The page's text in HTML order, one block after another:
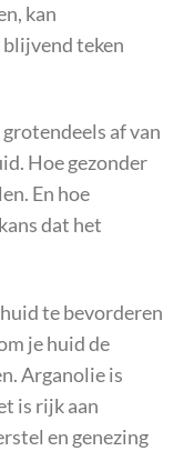
kan
teken
af van
Hoe gezonder
En hoe
dat het
te bevorderen
je huid de
Arganolie is
is rijk aan
en genezing